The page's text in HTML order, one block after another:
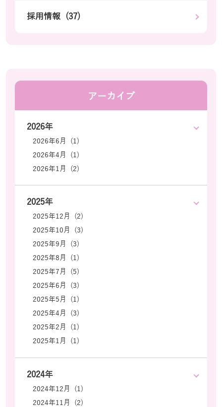
採用情報 (37)
アーカイブ
2026年
2026年6月 (1)
2026年4月 (1)
2026年1月 (2)
2025年
2025年12月 (2)
2025年10月 (3)
2025年9月 (3)
2025年8月 (1)
2025年7月 (5)
2025年6月 (3)
2025年5月 (1)
2025年4月 (3)
2025年2月 (1)
2025年1月 (1)
2024年
2024年12月 (1)
2024年11月 (2)